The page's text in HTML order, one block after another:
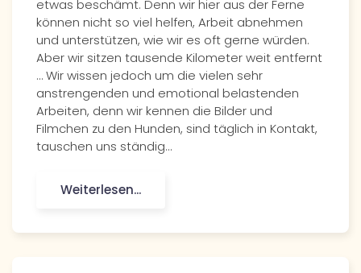
etwas beschämt. Denn wir hier aus der Ferne
können nicht so viel helfen, Arbeit abnehmen
und unterstützen, wie wir es oft gerne würden.
Aber wir sitzen tausende Kilometer weit entfernt
… Wir wissen jedoch um die vielen sehr
anstrengenden und emotional belastenden
Arbeiten, denn wir kennen die Bilder und
Filmchen zu den Hunden, sind täglich in Kontakt,
tauschen uns ständig…
Weiterlesen...